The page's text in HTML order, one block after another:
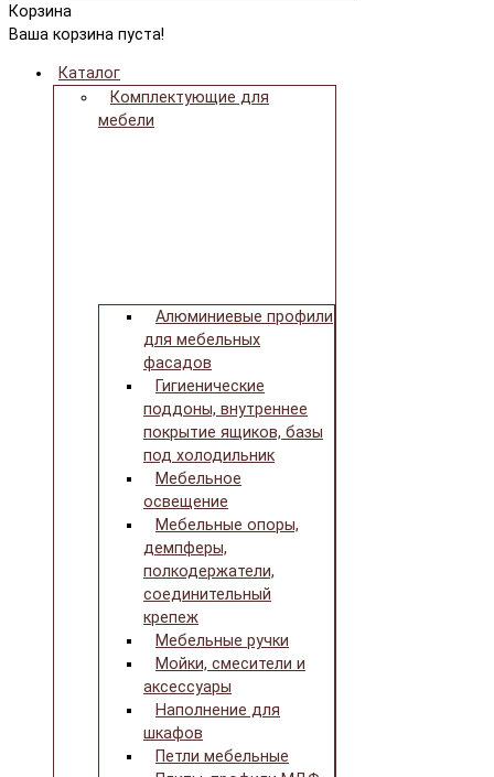
Корзина
Ваша корзина пуста!
Каталог
Комплектующие для
мебели
Алюминиевые профили
для мебельных
фасадов
Гигиенические
поддоны, внутреннее
покрытие ящиков, базы
под холодильник
Мебельное
освещение
Мебельные опоры,
демпферы,
полкодержатели,
соединительный
крепеж
Мебельные ручки
Мойки, смесители и
аксессуары
Наполнение для
шкафов
Петли мебельные